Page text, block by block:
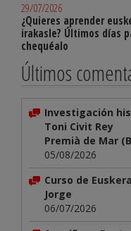
29/07/2026
¿Quieres aprender
irakasle? Últimos días
chequéalo
Últimos
Investigación
Toni Civit Rey
Premià de Mar
05/08/2026
Curso de
Jorge
06/07/2026